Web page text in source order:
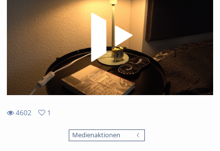
4602
1
Medienaktionen